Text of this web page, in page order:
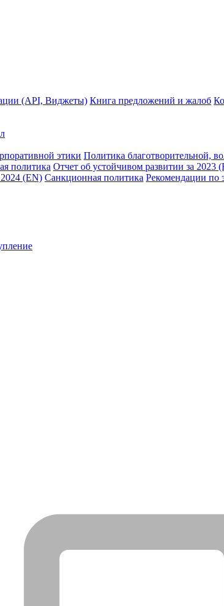
(API, Виджеты) Книга предложений и жалоб
этики Политика благотворительной,
политика Отчет об устойчивом развитии за 2023
(EN) Санкционная политика Рекомендации по